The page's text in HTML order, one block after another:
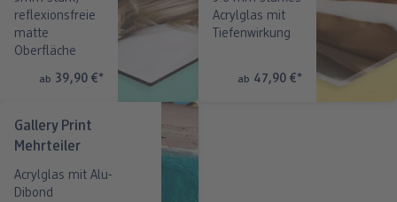
reflexionsfreie
matte
Oberfläche
ab 39,90 €*
Acrylglas mit
Tiefenwirkung
ab 47,90 €*
Gallery Print
Mehrteiler
Acrylglas mit Alu-
Dibond